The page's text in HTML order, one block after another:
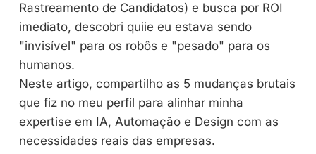
Rastreamento de Candidatos) e busca por ROI
imediato, descobri quiie eu estava sendo
"invisível" para os robôs e "pesado" para os
humanos.
Neste artigo, compartilho as 5 mudanças brutais
que fiz no meu perfil para alinhar minha
expertise em IA, Automação e Design com as
necessidades reais das empresas.